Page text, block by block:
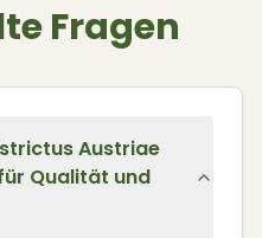
Fragen
Austriae
Qualität und